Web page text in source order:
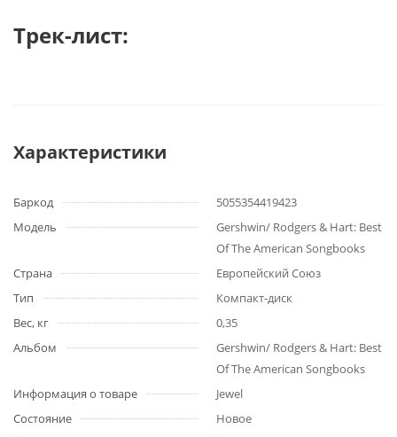
Трек-лист:
Характеристики
Баркод
5055354419423
Модель
Gershwin/ Rodgers & Hart: Best
Of The American Songbooks
Страна
Европейский Союз
Тип
Компакт-диск
Вес, кг
0,35
Альбом
Gershwin/ Rodgers & Hart: Best
Of The American Songbooks
Информация о товаре
Jewel
Состояние
Новое